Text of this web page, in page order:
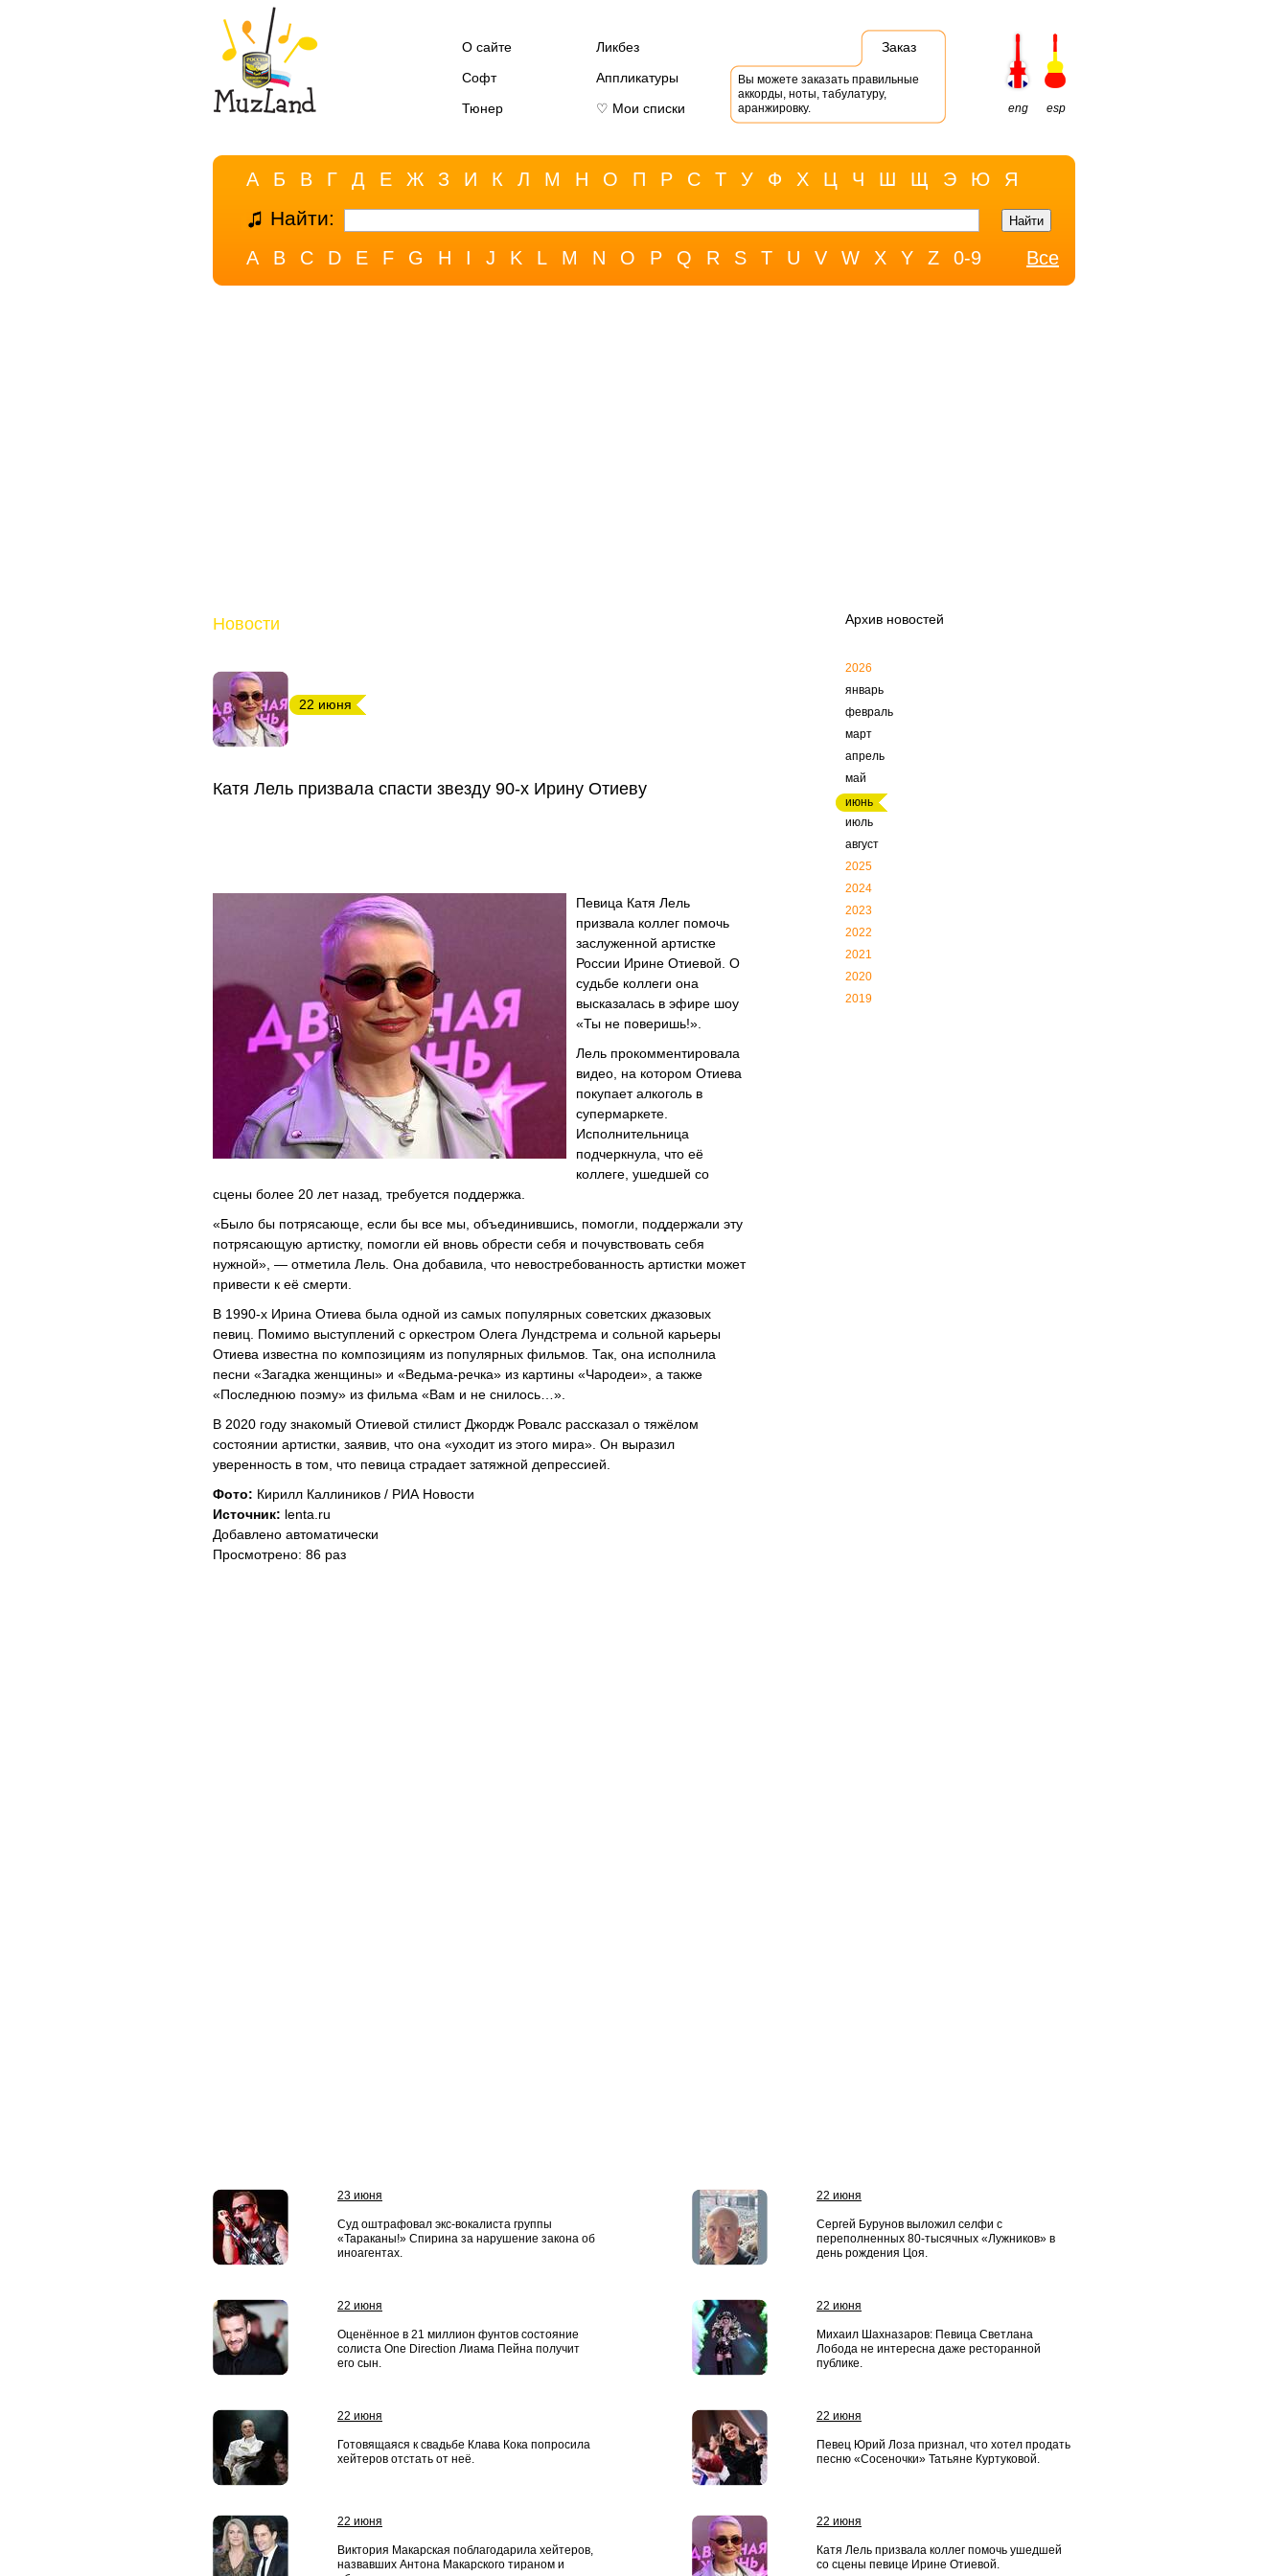
О сайте
Ликбез
Софт
Аппликатуры
Тюнер
♡ Мои списки
Заказ
Вы можете заказать правильные
аккорды, ноты, табулатуру,
аранжировку.
eng esp
А Б В Г Д Е Ж З И К Л М Н О П Р С Т У Ф Х Ц Ч Ш Щ Э Ю Я
Найти:
A B C D E F G H I J K L M N O P Q R S T U V W X Y Z 0-9 Все
Новости
22 июня
Катя Лель призвала спасти звезду 90-х Ирину Отиеву
Певица Катя Лель
призвала коллег помочь
заслуженной артистке
России Ирине Отиевой. О
судьбе коллеги она
высказалась в эфире шоу
«Ты не поверишь!».
Лель прокомментировала
видео, на котором Отиева
покупает алкоголь в
супермаркете.
Исполнительница
подчеркнула, что её
коллеге, ушедшей со
сцены более 20 лет назад, требуется поддержка.
«Было бы потрясающе, если бы все мы, объединившись, помогли, поддержали эту
потрясающую артистку, помогли ей вновь обрести себя и почувствовать себя
нужной», — отметила Лель. Она добавила, что невостребованность артистки может
привести к её смерти.
В 1990-х Ирина Отиева была одной из самых популярных советских джазовых
певиц. Помимо выступлений с оркестром Олега Лундстрема и сольной карьеры
Отиева известна по композициям из популярных фильмов. Так, она исполнила
песни «Загадка женщины» и «Ведьма-речка» из картины «Чародеи», а также
«Последнюю поэму» из фильма «Вам и не снилось…».
В 2020 году знакомый Отиевой стилист Джордж Ровалс рассказал о тяжёлом
состоянии артистки, заявив, что она «уходит из этого мира». Он выразил
уверенность в том, что певица страдает затяжной депрессией.
Фото: Кирилл Каллиников / РИА Новости
Источник: lenta.ru
Добавлено автоматически
Просмотрено: 86 раз
Архив новостей
2026
январь
февраль
март
апрель
май
июнь
июль
август
2025
2024
2023
2022
2021
2020
2019
23 июня
Суд оштрафовал экс-вокалиста группы
«Тараканы!» Спирина за нарушение закона об
иноагентах.
22 июня
Сергей Бурунов выложил селфи с
переполненных 80-тысячных «Лужников» в
день рождения Цоя.
22 июня
Оценённое в 21 миллион фунтов состояние
солиста One Direction Лиама Пейна получит
его сын.
22 июня
Михаил Шахназаров: Певица Светлана
Лобода не интересна даже ресторанной
публике.
22 июня
Готовящаяся к свадьбе Клава Кока попросила
хейтеров отстать от неё.
22 июня
Певец Юрий Лоза признал, что хотел продать
песню «Сосеночки» Татьяне Куртуковой.
22 июня
Виктория Макарская поблагодарила хейтеров,
назвавших Антона Макарского тираном и
22 июня
Катя Лель призвала коллег помочь ушедшей
со сцены певице Ирине Отиевой.